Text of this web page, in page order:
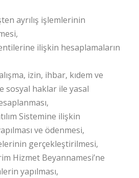
ayrılış işlemlerinin
ilişkin hesaplamaların
izin, ihbar, kıdem ve
sosyal haklar ile yasal
Sistemine ilişkin
ve ödenmesi,
gerçekleştirilmesi,
Hizmet Beyannamesi’ne
yapılması,